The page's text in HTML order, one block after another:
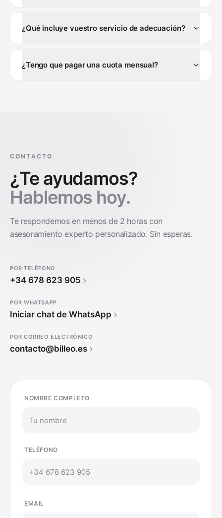
¿Qué incluye vuestro servicio de adecuación?
¿Tengo que pagar una cuota mensual?
CONTACTO
¿Te ayudamos?
Hablemos hoy.
Te respondemos en menos de 2 horas con
asesoramiento experto personalizado. Sin esperas.
POR TELÉFONO
+34 678 623 905
POR WHATSAPP
Iniciar chat de WhatsApp
POR CORREO ELECTRÓNICO
contacto@billeo.es
NOMBRE COMPLETO
TELÉFONO
EMAIL